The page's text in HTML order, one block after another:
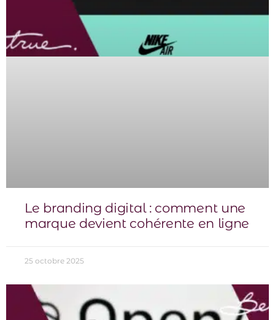
Le branding digital : comment une
marque devient cohérente en ligne
25 octobre 2025